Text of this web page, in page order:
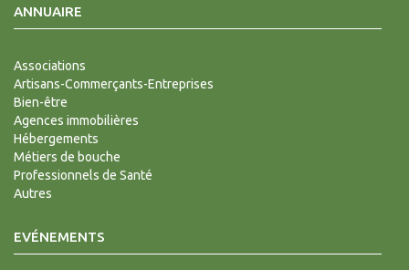
ANNUAIRE
Associations
Artisans-Commerçants-Entreprises
Bien-être
Agences immobilières
Hébergements
Métiers de bouche
Professionnels de Santé
Autres
EVÉNEMENTS